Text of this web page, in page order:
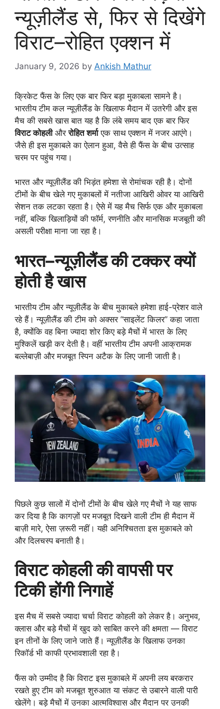
न्यूज़ीलैंड से, फिर से दिखेंगे
विराट–रोहित एक्शन में
January 9, 2026 by Ankish Mathur
क्रिकेट फैंस के लिए एक बार फिर बड़ा मुकाबला सामने है।
भारतीय टीम कल न्यूज़ीलैंड के खिलाफ मैदान में उतरेगी और इस
मैच की सबसे खास बात यह है कि लंबे समय बाद एक बार फिर
विराट कोहलीऔररोहित शर्माएक साथ एक्शन में नजर आएंगे।
जैसे ही इस मुकाबले का ऐलान हुआ, वैसे ही फैंस के बीच उत्साह
चरम पर पहुंच गया।
भारत और न्यूज़ीलैंड की भिड़ंत हमेशा से रोमांचक रही है। दोनों
टीमों के बीच खेले गए मुकाबलों में नतीजा आखिरी ओवर या आखिरी
सेशन तक लटका रहता है। ऐसे में यह मैच सिर्फ एक और मुकाबला
नहीं, बल्कि खिलाड़ियों की फॉर्म, रणनीति और मानसिक मजबूती की
असली परीक्षा माना जा रहा है।
भारत–न्यूज़ीलैंड की टक्कर क्यों
होती है खास
भारतीय टीम और न्यूज़ीलैंड के बीच मुकाबले हमेशा हाई-प्रेशर वाले
रहे हैं। न्यूज़ीलैंड की टीम को अक्सर “साइलेंट किलर” कहा जाता
है, क्योंकि वह बिना ज्यादा शोर किए बड़े मैचों में भारत के लिए
मुश्किलें खड़ी कर देती है। वहीं भारतीय टीम अपनी आक्रामक
बल्लेबाज़ी और मजबूत स्पिन अटैक के लिए जानी जाती है।
पिछले कुछ सालों में दोनों टीमों के बीच खेले गए मैचों ने यह साफ
कर दिया है कि कागज़ों पर मजबूत दिखने वाली टीम ही मैदान में
बाज़ी मारे, ऐसा ज़रूरी नहीं। यही अनिश्चितता इस मुकाबले को
और दिलचस्प बनाती है।
विराट कोहली की वापसी पर
टिकी होंगी निगाहें
इस मैच में सबसे ज्यादा चर्चा विराट कोहली को लेकर है। अनुभव,
क्लास और बड़े मैचों में खुद को साबित करने की क्षमता — विराट
इन तीनों के लिए जाने जाते हैं। न्यूज़ीलैंड के खिलाफ उनका
रिकॉर्ड भी काफी प्रभावशाली रहा है।
फैंस को उम्मीद है कि विराट इस मुकाबले में अपनी लय बरकरार
रखते हुए टीम को मजबूत शुरुआत या संकट से उबारने वाली पारी
खेलेंगे। बड़े मैचों में उनका आत्मविश्वास और मैदान पर उनकी